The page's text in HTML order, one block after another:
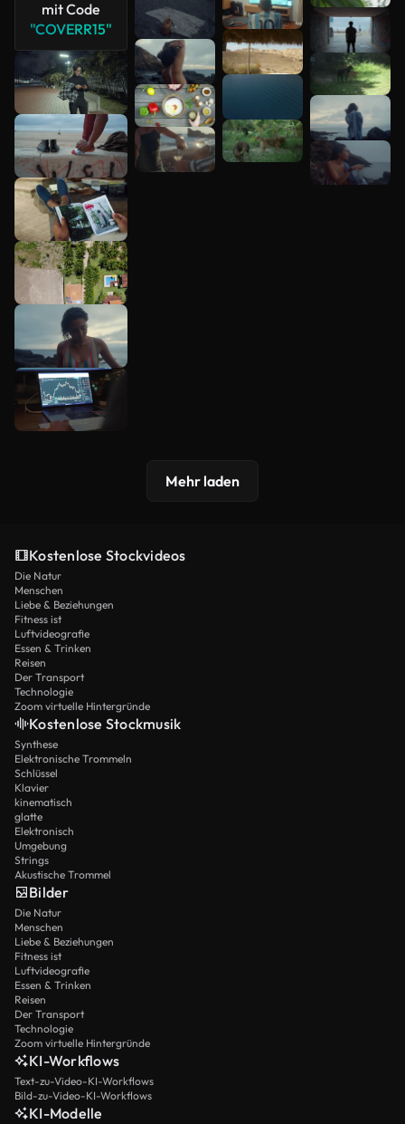
mit Code
"COVERR15"
Mehr laden
Kostenlose Stockvideos
Die Natur
Menschen
Liebe & Beziehungen
Fitness ist
Luftvideografie
Essen & Trinken
Reisen
Der Transport
Technologie
Zoom virtuelle Hintergründe
Kostenlose Stockmusik
Synthese
Elektronische Trommeln
Schlüssel
Klavier
kinematisch
glatte
Elektronisch
Umgebung
Strings
Akustische Trommel
Bilder
Die Natur
Menschen
Liebe & Beziehungen
Fitness ist
Luftvideografie
Essen & Trinken
Reisen
Der Transport
Technologie
Zoom virtuelle Hintergründe
KI-Workflows
Text-zu-Video-KI-Workflows
Bild-zu-Video-KI-Workflows
KI-Modelle